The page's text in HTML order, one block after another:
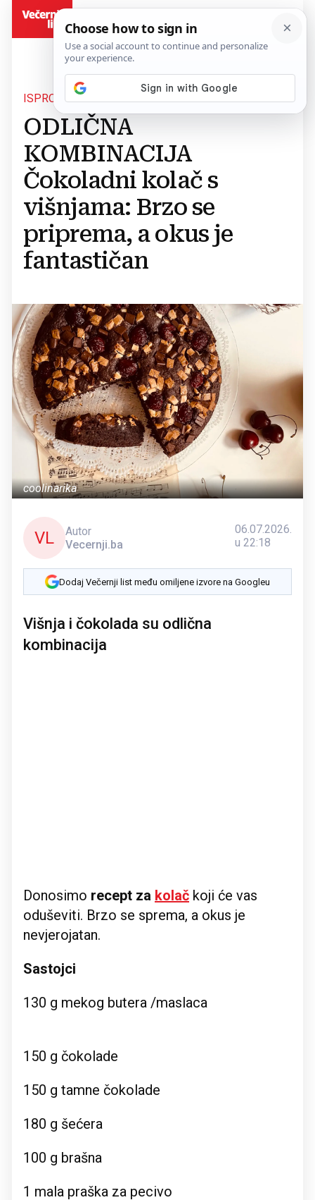
ISPROBAJTE!
ODLIČNA
KOMBINACIJA
Čokoladni kolač s
višnjama: Brzo se
priprema, a okus je
fantastičan
coolinarika
VL
Autor
Vecernji.ba
06.07.2026.
u 22:18
Dodaj Večernji list među omiljene izvore na Googleu
Višnja i čokolada su odlična
kombinacija
Donosimo recept za kolač koji će vas
oduševiti. Brzo se sprema, a okus je
nevjerojatan.
Sastojci
130 g mekog butera /maslaca
150 g čokolade
150 g tamne čokolade
180 g šećera
100 g brašna
1 mala praška za pecivo